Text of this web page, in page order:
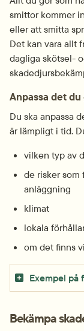
smittor kommer
eller att smitta
Det kan vara allt
dagliga skötsel-
Anpassa det
Du ska anpassa
är lämpligt i tid.
vilken typ av
de risker som
anläggning
klimat
lokala
om det finns
Exempel
Bekämpa